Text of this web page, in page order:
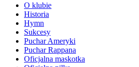
O klubie
Historia
Hymn
Sukcesy
Puchar Ameryki
Puchar Rappana
Oficjalna maskotka